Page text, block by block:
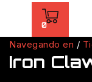
0
Navegando en /
Iron